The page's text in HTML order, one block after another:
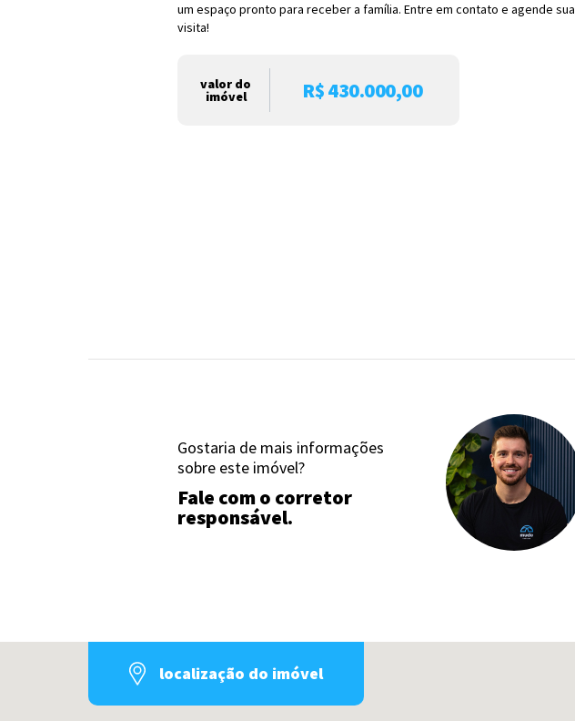
um espaço pronto para receber a família. Entre em contato e agende sua
visita!
valor do
imóvel R$ 430.000,00
Gostaria de mais informações
sobre este imóvel?
Fale com o corretor
responsável.
localização do imóvel